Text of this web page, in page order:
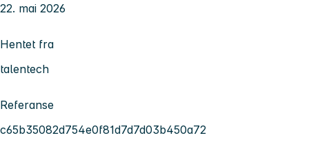
22. mai 2026
Hentet fra
talentech
Referanse
c65b35082d754e0f81d7d7d03b450a72